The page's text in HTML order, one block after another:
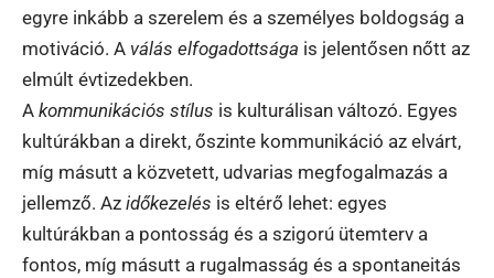
egyre inkább a szerelem és a személyes boldogság a
motiváció. A válás elfogadottsága is jelentősen nőtt az
elmúlt évtizedekben.
A kommunikációs stílus is kulturálisan változó. Egyes
kultúrákban a direkt, őszinte kommunikáció az elvárt,
míg másutt a közvetett, udvarias megfogalmazás a
jellemző. Az időkezelés is eltérő lehet: egyes
kultúrákban a pontosság és a szigorú ütemterv a
fontos, míg másutt a rugalmasság és a spontaneitás